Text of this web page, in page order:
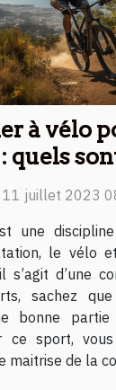
à vélo
quels
11 juillet 2023
une
le vélo
s’agit d’une
sachez
bonne
ce sport,
maitrise de la